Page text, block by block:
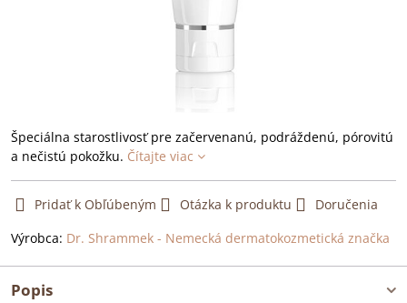
Špeciálna starostlivosť pre začervenanú, podráždenú, pórovitú
a nečistú pokožku. Čítajte viac
Pridať k Obľúbeným Otázka k produktu
Doručenia
Výrobca: Dr. Shrammek - Nemecká dermatokozmetická značka
Popis